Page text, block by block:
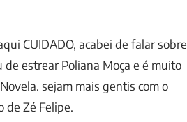
CUIDADO, acabei de falar sobre
estrear Poliana Moça e é muito
sejam mais gentis com o
de Zé Felipe.